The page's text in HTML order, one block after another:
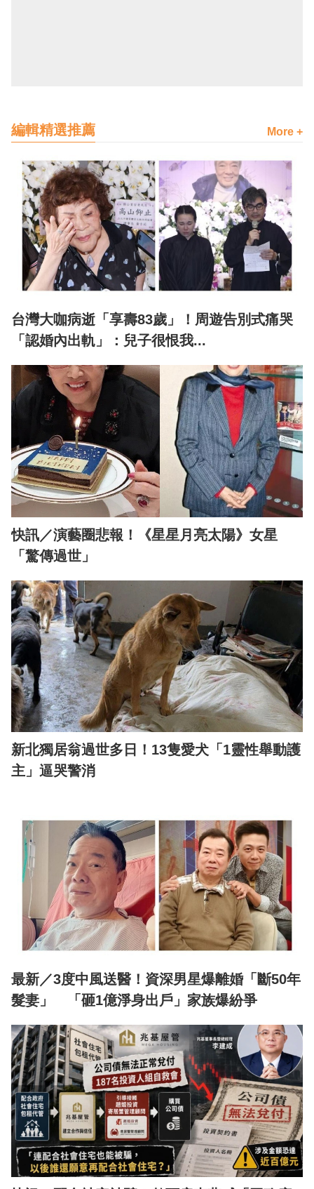
編輯精選推薦 More +
台灣大咖病逝「享壽83歲」！周遊告別式痛哭
「認婚內出軌」：兒子很恨我...
快訊／演藝圈悲報！《星星月亮太陽》女星
「驚傳過世」
新北獨居翁過世多日！13隻愛犬「1靈性舉動護
主」逼哭警消
最新／3度中風送醫！資深男星爆離婚「斷50年
髮妻」 「砸1億淨身出戶」家族爆紛爭